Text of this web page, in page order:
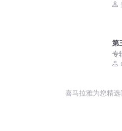
费
第
专
喜马拉雅为您精